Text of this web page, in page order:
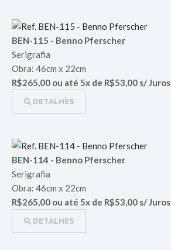
BEN-115 - Benno Pferscher
Serigrafia
Obra: 46cm x 22cm
R$265,00 ou até 5x de R$53,00 s/ Juros
DETALHES
BEN-114 - Benno Pferscher
Serigrafia
Obra: 46cm x 22cm
R$265,00 ou até 5x de R$53,00 s/ Juros
DETALHES